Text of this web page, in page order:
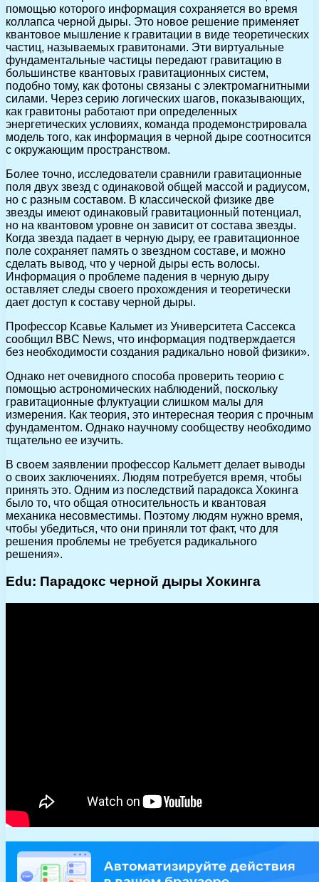
помощью которого информация сохраняется во время
коллапса черной дыры. Это новое решение применяет
квантовое мышление к гравитации в виде теоретических
частиц, называемых гравитонами. Эти виртуальные
фундаментальные частицы передают гравитацию в
большинстве квантовых гравитационных систем,
подобно тому, как фотоны связаны с электромагнитными
силами. Через серию логических шагов, показывающих,
как гравитоны работают при определенных
энергетических условиях, команда продемонстрировала
модель того, как информация в черной дыре соотносится
с окружающим пространством.
Более точно, исследователи сравнили гравитационные
поля двух звезд с одинаковой общей массой и радиусом,
но с разным составом. В классической физике две
звезды имеют одинаковый гравитационный потенциал,
но на квантовом уровне он зависит от состава звезды.
Когда звезда падает в черную дыру, ее гравитационное
поле сохраняет память о звездном составе, и можно
сделать вывод, что у черной дыры есть волосы.
Информация о проблеме падения в черную дыру
оставляет следы своего прохождения и теоретически
дает доступ к составу черной дыры.
Профессор Ксавье Кальмет из Университета Сассекса
сообщил BBC News, что информация подтверждается
без необходимости создания радикально новой физики».
Однако нет очевидного способа проверить теорию с
помощью астрономических наблюдений, поскольку
гравитационные флуктуации слишком малы для
измерения. Как теория, это интересная теория с прочным
фундаментом. Однако научному сообществу необходимо
тщательно ее изучить.
В своем заявлении профессор Кальметт делает выводы
о своих заключениях. Людям потребуется время, чтобы
принять это. Одним из последствий парадокса Хокинга
было то, что общая относительность и квантовая
механика несовместимы. Поэтому людям нужно время,
чтобы убедиться, что они приняли тот факт, что для
решения проблемы не требуется радикального
решения».
Edu: Парадокс черной дыры Хокинга